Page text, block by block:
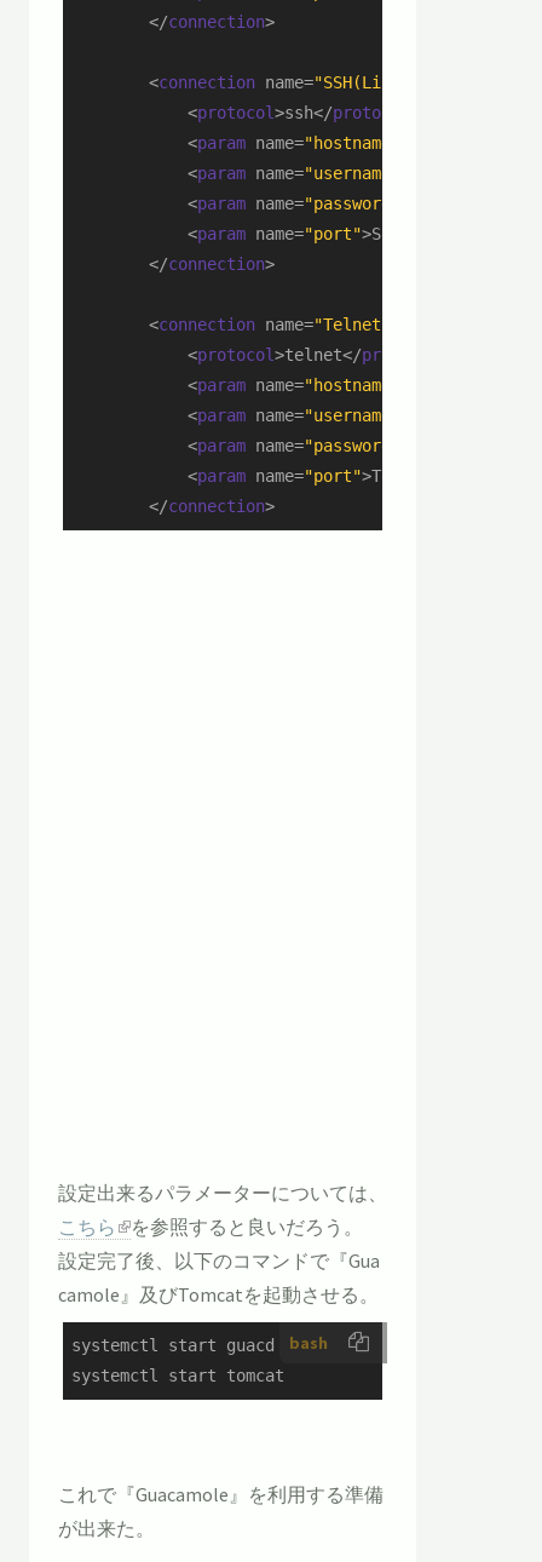
</connection>
<connection name="SSH(Linux Server)"
<protocol>ssh</protocol
<param name="hostname"
<param name="username"
<param name="password"
<param name="port">SSHで接続するポート
</connection>
<connection name="Telnet(Linux Server)"
<protocol>telnet</protocol
<param name="hostname"
<param name="username"
<param name="password"
<param name="port">Telnetで接続するポ
</connection>
設定出来るパラメーターについては、
こちら
を参照すると良いだろう。
設定完了後、以下のコマンドで『Gua
camole』及びTomcatを起動させる。
bash
systemctl start guacd
systemctl start tomcat
これで『Guacamole』を利用する準備
が出来た。